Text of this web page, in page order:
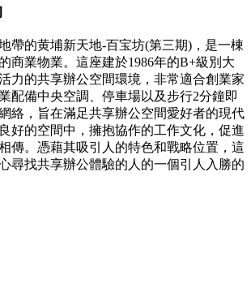
帶的黄埔新天地-百宝坊(第三期)，是一棟
商業物業。這座建於1986年的B+級別大
力的共享辦公空間環境，非常適合創業家
配備中央空調、停車場以及步行2分鐘即
絡，旨在滿足共享辦公空間愛好者的現代
好的空間中，擁抱協作的工作文化，促進
傳。憑藉其吸引人的特色和戰略位置，這
尋找共享辦公體驗的人的一個引人入勝的